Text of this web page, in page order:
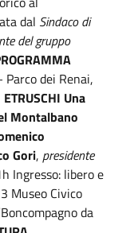
dal Sindaco di
del gruppo
dei Renai,
Una
Montalbano
Gori, presidente
Ingresso: libero e
Museo Civico
da